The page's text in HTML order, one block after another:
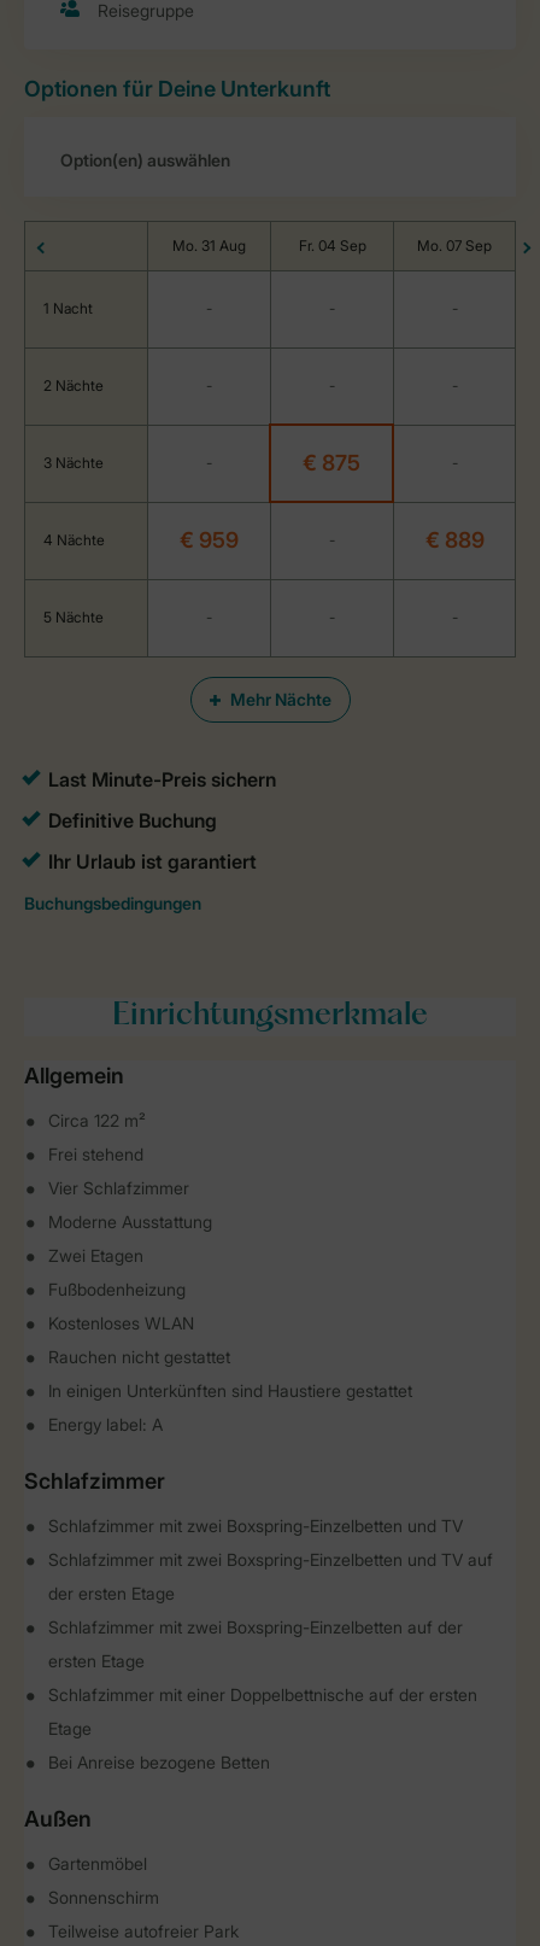
Optionen für Deine Unterkunft
Mehr Nächte
Mo. 31 Aug Fr. 04 Sep Mo. 07 Sep
1 Nacht - - -
2 Nächte - - -
3 Nächte - € 875 -
4 Nächte € 959 - € 889
5 Nächte - - -
Einrichtungsmerkmale
Allgemein
Circa 122 m²
Frei stehend
Vier Schlafzimmer
Moderne Ausstattung
Zwei Etagen
Fußbodenheizung
Kostenloses WLAN
Rauchen nicht gestattet
In einigen Unterkünften sind Haustiere gestattet
Energy label: A
Schlafzimmer
Schlafzimmer mit zwei Boxspring-Einzelbetten und TV
Schlafzimmer mit zwei Boxspring-Einzelbetten und TV auf
der ersten Etage
Schlafzimmer mit zwei Boxspring-Einzelbetten auf der
ersten Etage
Schlafzimmer mit einer Doppelbettnische auf der ersten
Etage
Bei Anreise bezogene Betten
Außen
Gartenmöbel
Sonnenschirm
Teilweise autofreier Park